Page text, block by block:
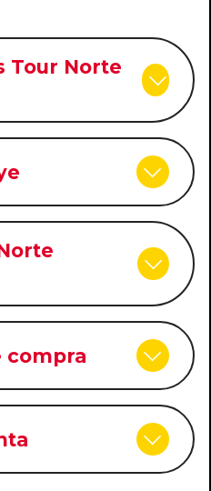
Tour Norte
compra